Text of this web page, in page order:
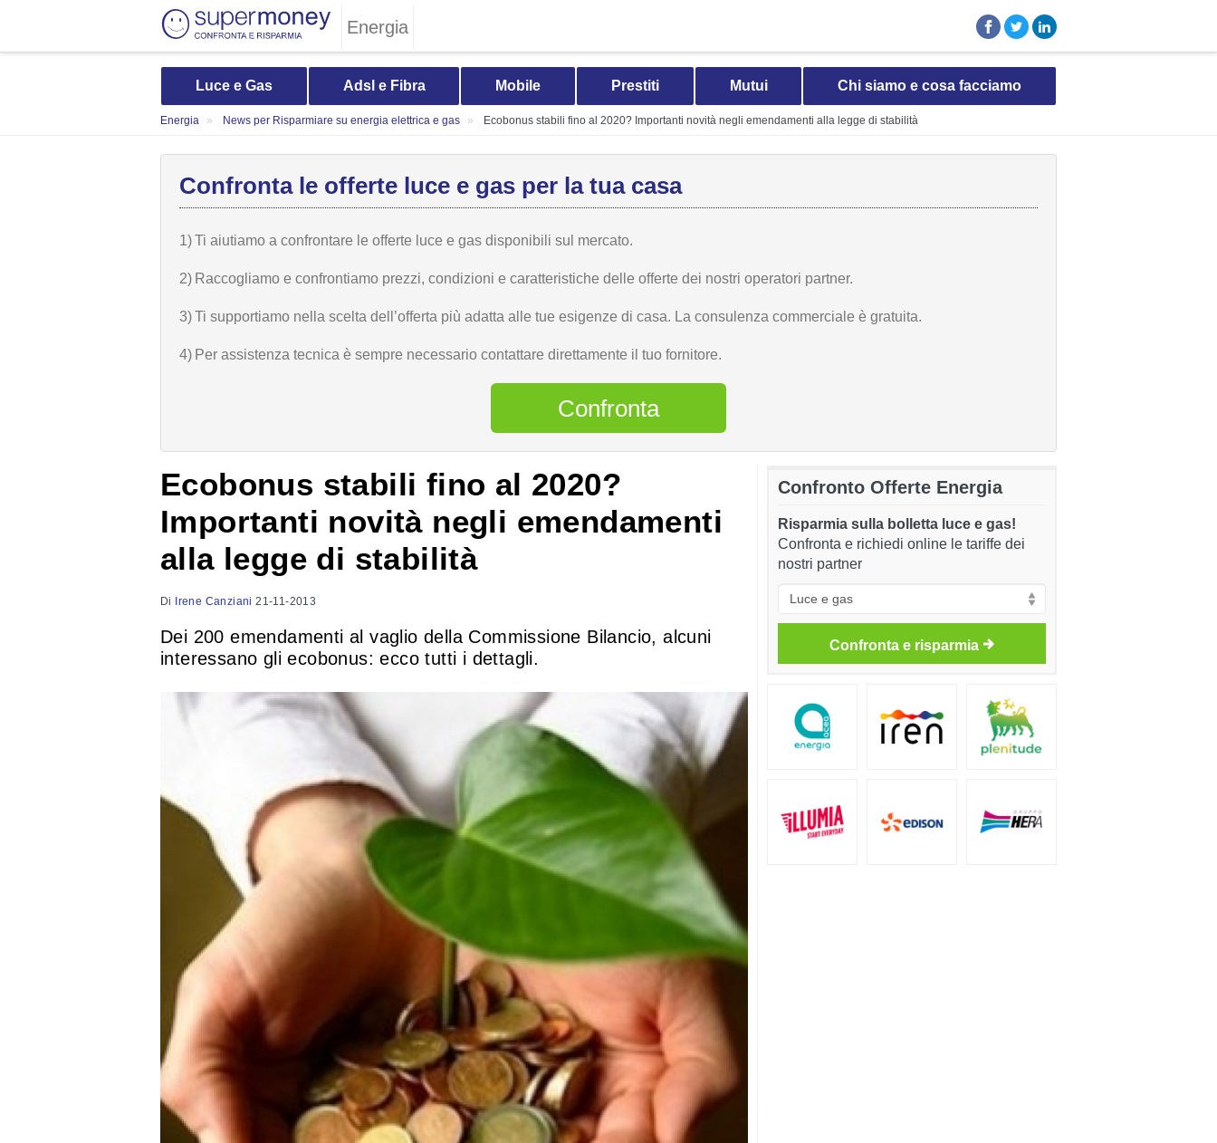
Energia
Luce e Gas Adsl e Fibra Mobile Prestiti Mutui Chi siamo e cosa facciamo
Energia News per Risparmiare su energia elettrica e gas Ecobonus stabili fino al 2020? Importanti novità negli emendamenti alla legge di stabilità
Confronta le offerte luce e gas per la tua casa
1)Ti aiutiamo a confrontare le offerte luce e gas disponibili sul mercato.
2) Raccogliamo e confrontiamo prezzi, condizioni e caratteristiche delle offerte dei nostri operatori partner.
3)Ti supportiamo nella scelta dell’offerta più adatta alle tue esigenze di casa. La consulenza commerciale è gratuita.
4) Per assistenza tecnica è sempre necessario contattare direttamente il tuo fornitore.
Confronta
Ecobonus stabili fino al 2020?
Importanti novità negli emendamenti
alla legge di stabilità
Di Irene Canziani 21-11-2013
Dei 200 emendamenti al vaglio della Commissione Bilancio, alcuni
interessano gli ecobonus: ecco tutti i dettagli.
Confronto Offerte Energia
Risparmia sulla bolletta luce e gas!
Confronta e richiedi online le tariffe dei
nostri partner
Confronta e risparmia